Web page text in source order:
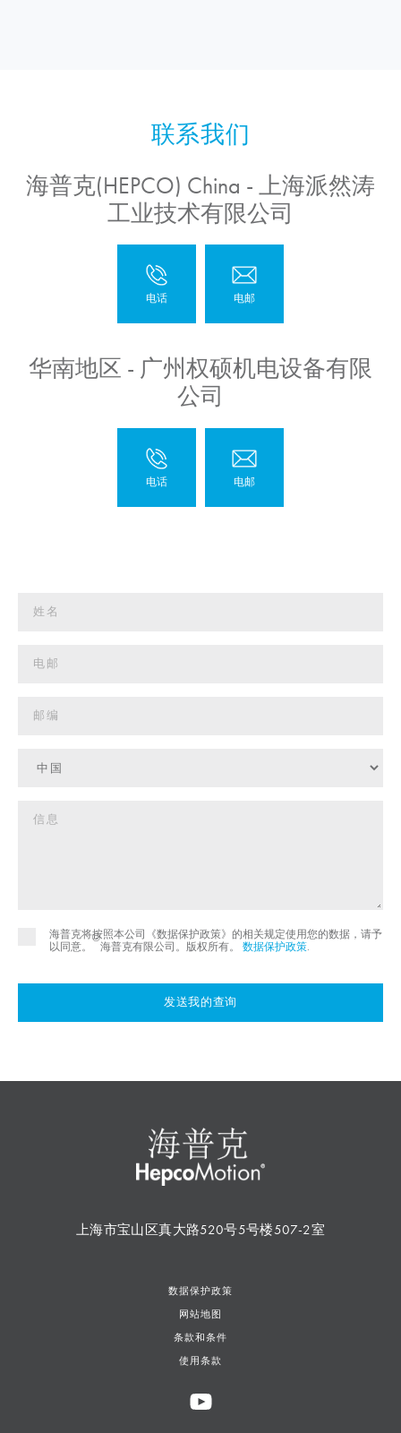
海普克(HEPCO) China - 上海派然涛
工业技术有限公司
华南地区 - 广州权硕机电设备有限
公司
海普克将按照本公司《数据保护政策》的相关规定使用您的数据，请予
以同意。
©
海普克有限公司。版权所有。 数据保护政策.
发送我的查询
上海市宝山区真大路520号5号楼507-2室
数据保护政策
网站地图
条款和条件
使用条款